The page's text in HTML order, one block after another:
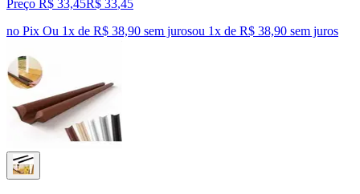
Preço R$ 33,45R$ 33,45
no Pix Ou 1x de R$ 38,90 sem jurosou 1x de R$ 38,90 sem juros